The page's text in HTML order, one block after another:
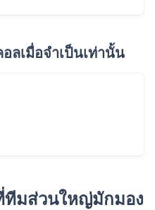
ลเมื่อจำเป็นเท่านั้น
ทีมส่วนใหญ่มักมอง